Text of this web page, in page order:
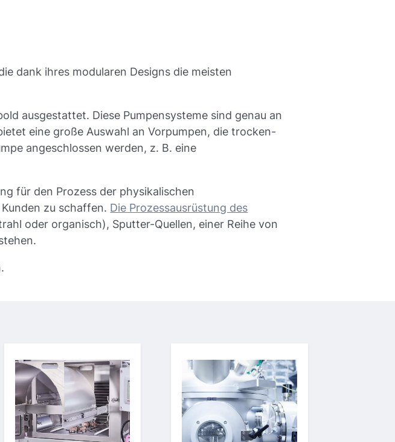
dank ihres modularen Designs die meisten
ausgestattet. Diese Pumpensysteme sind genau an
eine große Auswahl an Vorpumpen, die trocken-
angeschlossen werden, z. B. eine
für den Prozess der physikalischen
zu schaffen. Die Prozessausrüstung des
oder organisch), Sputter-Quellen, einer Reihe von